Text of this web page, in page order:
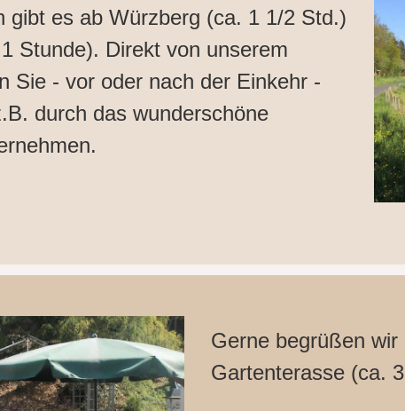
gibt es ab Würzberg (ca. 1 1/2 Std.)
Stunde). Direkt von unserem
Sie - vor oder nach der Einkehr -
durch das wunderschöne
Gerne begrüßen
Gartenterasse (ca.